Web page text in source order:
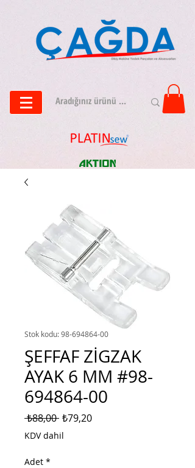
Stok kodu: 98-694864-00
ŞEFFAF ZİGZAK
AYAK 6 MM #98-
694864-00
₺88,00 Normal
Fiyat
₺79,20İndirimli
KDV dahil
Adet *